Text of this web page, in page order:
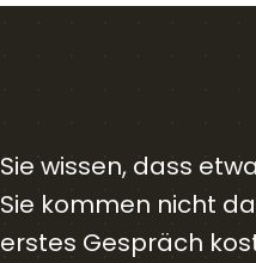
Sie wissen, dass
Sie kommen nicht
erstes Gespräch